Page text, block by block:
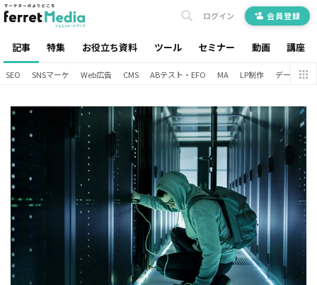
記事 特集 お役立ち資料 ツール セミナー 動画 講座
ログイン 会員登録
SEO SNSマーケ Web広告 CMS ABテスト・EFO MA LP制作 データ分析